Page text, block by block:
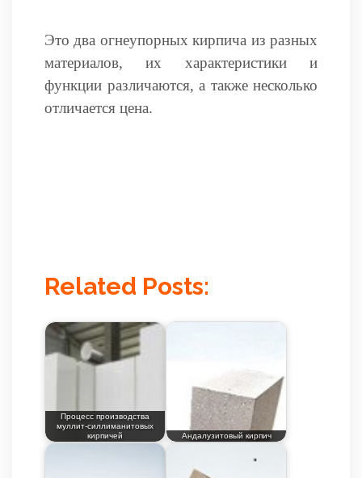
Это два огнеупорных кирпича из разных
материалов, их характеристики и
функции различаются, а также несколько
отличается цена.
Related Posts:
Процесс производства
муллит-силлиманитовых
кирпичей
Андалузитовый кирпич